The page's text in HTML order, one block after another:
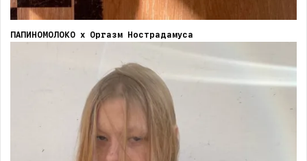
ПАПИНОМОЛОКО х Оргазм Нострадамуса